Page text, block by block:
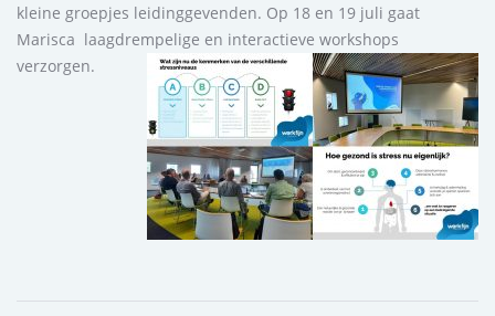
kleine groepjes leidinggevenden. Op 18 en 19 juli gaat
Marisca laagdrempelige en interactieve workshops
verzorgen.